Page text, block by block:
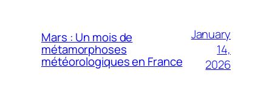
Mars : Un mois de
métamorphoses
météorologiques en France
January
14,
2026